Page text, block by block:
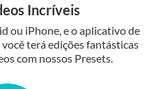
Incríveis
ou iPhone, e o aplicativo de
terá edições fantásticas
com nossos Presets.